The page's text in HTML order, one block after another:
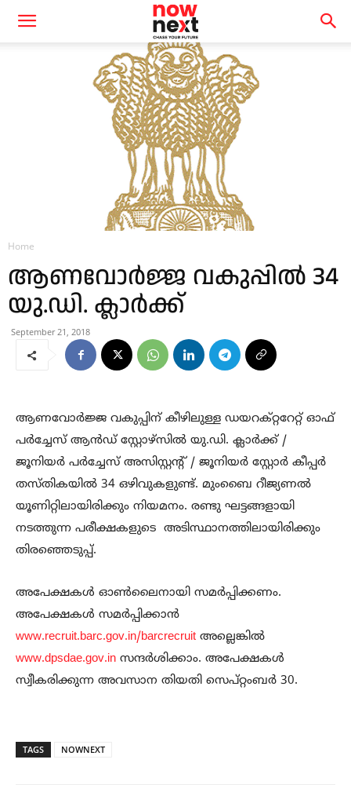
Home
ആണവോർജ്ജ വകുപ്പിൽ 34
യു.ഡി. ക്ലാർക്ക്
September 21, 2018
ആണവോർജ്ജ വകുപ്പിന് കീഴിലുള്ള ഡയറക്റ്ററേറ്റ് ഓഫ്
പർച്ചേസ് ആൻഡ് സ്റ്റോഴ്‌സിൽ യു.ഡി. ക്ലാർക്ക് /
ജൂനിയർ പർച്ചേസ് അസിസ്റ്റന്റ് / ജൂനിയർ സ്റ്റോർ കീപ്പർ
തസ്തികയിൽ 34 ഒഴിവുകളുണ്ട്. മുംബൈ റീജ്യണൽ
യൂണിറ്റിലായിരിക്കും നിയമനം. രണ്ടു ഘട്ടങ്ങളായി
നടത്തുന്ന പരീക്ഷകളുടെ അടിസ്ഥാനത്തിലായിരിക്കും
തിരഞ്ഞെടുപ്പ്.
അപേക്ഷകൾ ഓൺലൈനായി സമർപ്പിക്കണം.
അപേക്ഷകൾ സമർപ്പിക്കാൻ
www.recruit.barc.gov.in/barcrecruit അല്ലെങ്കിൽ
www.dpsdae.gov.in സന്ദർശിക്കാം. അപേക്ഷകൾ
സ്വീകരിക്കുന്ന അവസാന തിയതി സെപ്റ്റംബർ 30.
TAGS NOWNEXT